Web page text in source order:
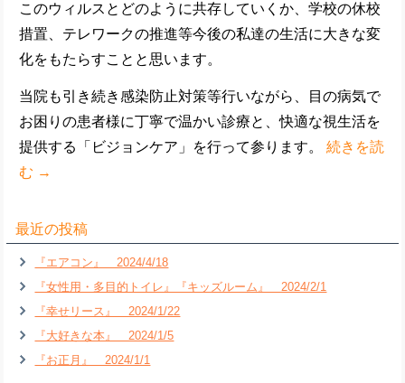
このウィルスとどのように共存していくか、学校の休校
措置、テレワークの推進等今後の私達の生活に大きな変
化をもたらすことと思います。
当院も引き続き感染防止対策等行いながら、目の病気で
お困りの患者様に丁寧で温かい診療と、快適な視生活を
提供する「ビジョンケア」を行って参ります。続きを読
む →
最近の投稿
『エアコン』 2024/4/18
『女性用・多目的トイレ』『キッズルーム』 2024/2/1
『幸せリース』 2024/1/22
『大好きな本』 2024/1/5
『お正月』 2024/1/1